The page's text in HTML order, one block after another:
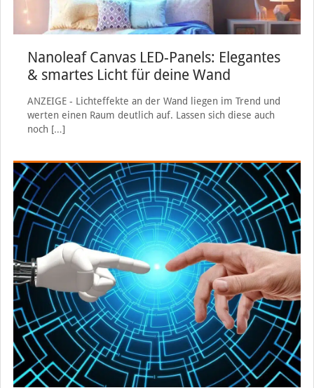
Nanoleaf Canvas LED-Panels: Elegantes
& smartes Licht für deine Wand
ANZEIGE - Lichteffekte an der Wand liegen im Trend und
werten einen Raum deutlich auf. Lassen sich diese auch
noch […]